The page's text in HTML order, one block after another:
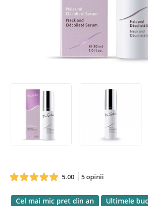
5.00 5 opinii
Cel mai mic pret din an Ultimele